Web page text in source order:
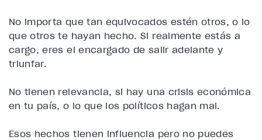
No importa que tan equivocados estén otros, o lo
que otros te hayan hecho. Si realmente estás a
cargo, eres el encargado de salir adelante y
triunfar.
No tienen relevancia, si hay una crisis económica
en tu país, o lo que los políticos hagan mal.
Esos hechos tienen influencia pero no puedes